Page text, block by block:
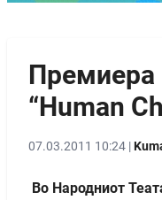
Премиера
“Human
07.03.2011 10:24 |
Во Народниот